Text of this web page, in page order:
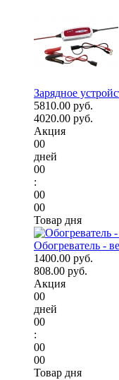
Зарядное
5810.00 руб.
4020.00 руб.
Акция
00
дней
00
:
00
00
Товар дня
Обогреватель -
1400.00 руб.
808.00 руб.
Акция
00
дней
00
:
00
00
Товар дня